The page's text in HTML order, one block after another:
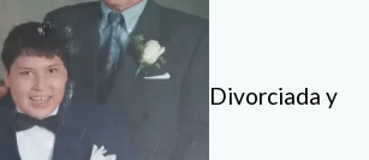
Divorciada y